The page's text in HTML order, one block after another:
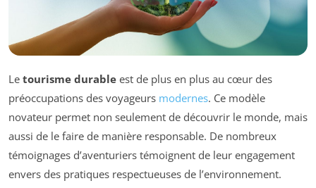
Le tourisme durable est de plus en plus au cœur des
préoccupations des voyageurs modernes. Ce modèle
novateur permet non seulement de découvrir le monde, mais
aussi de le faire de manière responsable. De nombreux
témoignages d’aventuriers témoignent de leur engagement
envers des pratiques respectueuses de l’environnement.